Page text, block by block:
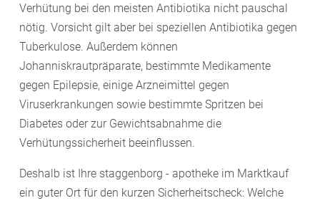
Verhütung bei den meisten Antibiotika nicht pauschal
nötig. Vorsicht gilt aber bei speziellen Antibiotika gegen
Tuberkulose. Außerdem können
Johanniskrautpräparate, bestimmte Medikamente
gegen Epilepsie, einige Arzneimittel gegen
Viruserkrankungen sowie bestimmte Spritzen bei
Diabetes oder zur Gewichtsabnahme die
Verhütungssicherheit beeinflussen.
Deshalb ist Ihre staggenborg - apotheke im Marktkauf
ein guter Ort für den kurzen Sicherheitscheck: Welche